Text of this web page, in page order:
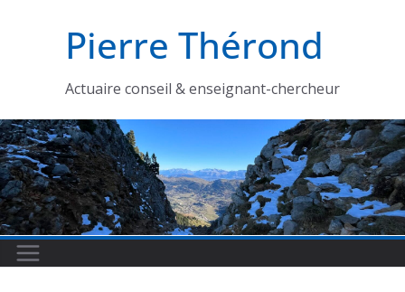
Pierre Thérond
Actuaire conseil & enseignant-chercheur